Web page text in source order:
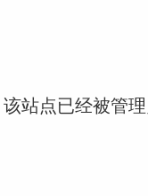
站点已经被管